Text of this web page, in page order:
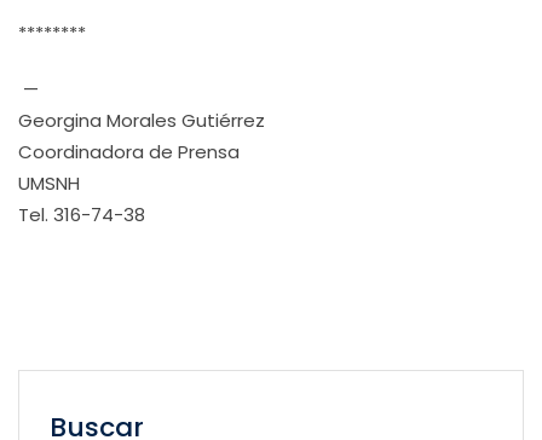
********
—
Georgina Morales Gutiérrez
Coordinadora de Prensa
UMSNH
Tel. 316-74-38
Buscar